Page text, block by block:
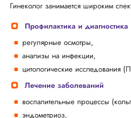
Гинеколог занимается широким
Профилактика и диагностика
регулярные осмотры,
анализы на инфекции,
цитологические исследования
Лечение заболеваний
воспалительные процессы
эндометриоз,